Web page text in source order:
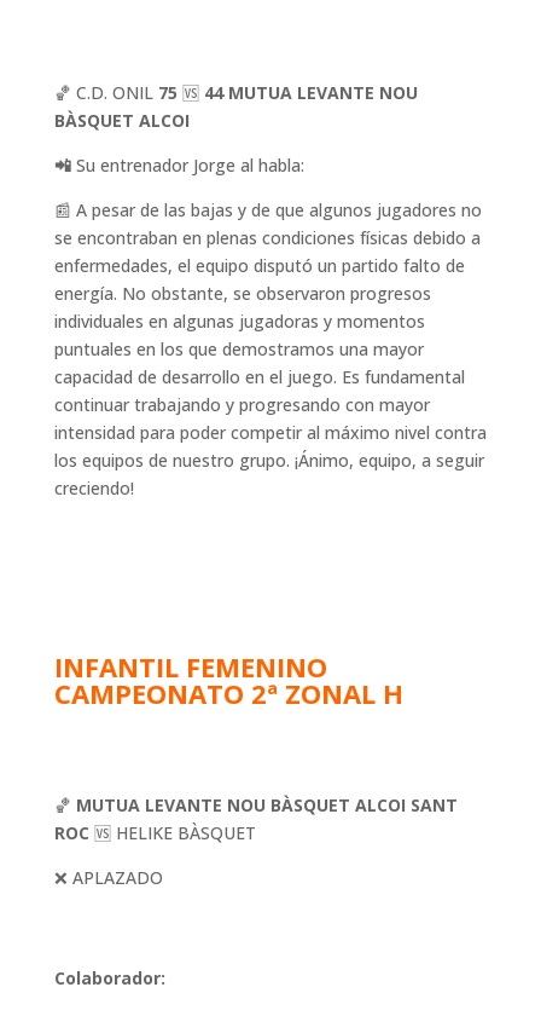
🏀 C.D. ONIL75 🆚44 MUTUA LEVANTE NOU
BÀSQUET ALCOI
📲Su entrenador Jorge al habla:
📰 A pesar de las bajas y de que algunos jugadores no
se encontraban en plenas condiciones físicas debido a
enfermedades, el equipo disputó un partido falto de
energía. No obstante, se observaron progresos
individuales en algunas jugadoras y momentos
puntuales en los que demostramos una mayor
capacidad de desarrollo en el juego. Es fundamental
continuar trabajando y progresando con mayor
intensidad para poder competir al máximo nivel contra
los equipos de nuestro grupo. ¡Ánimo, equipo, a seguir
creciendo!
INFANTIL FEMENINO
CAMPEONATO 2ª ZONAL H
🏀 MUTUA LEVANTE NOU BÀSQUET ALCOI SANT
ROC 🆚 HELIKE BÀSQUET
❌ APLAZADO
Colaborador: